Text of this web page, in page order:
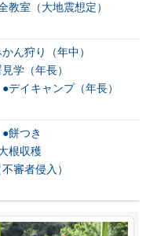
室（大地震想定）
ん狩り（年中）
学（年長）
イキャンプ（年長）
つき
収穫
審者侵入）